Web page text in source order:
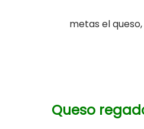
metas el
Queso